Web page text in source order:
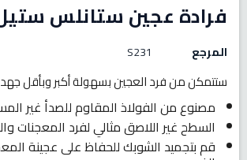
فرادة عجين ستانلس ستيل 38
المرجع S231
ستتمكن من فرد العجين بسهولة أكبر وبأقل
مصنوع من الفولاذ المقاوم للصدأ غير
السطح غير اللاصق مثالي لفرد المعجنات
قم بتجميد الشوبك للحفاظ على عجينة